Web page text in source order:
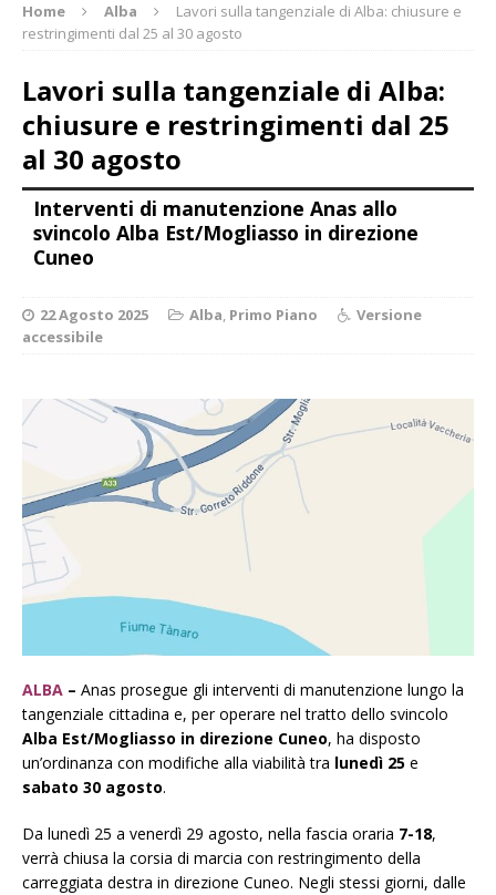
Home Alba
Lavori sulla tangenziale di Alba: chiusure e
restringimenti dal 25 al 30 agosto
Lavori sulla tangenziale di Alba:
chiusure e restringimenti dal 25
al 30 agosto
Interventi di manutenzione Anas allo
svincolo Alba Est/Mogliasso in direzione
Cuneo
22 Agosto 2025 Alba, Primo Piano
Versione
accessibile
ALBA – Anas prosegue gli interventi di manutenzione lungo la
tangenziale cittadina e, per operare nel tratto dello svincolo
Alba Est/Mogliasso in direzione Cuneo, ha disposto
un’ordinanza con modifiche alla viabilità tra lunedì 25 e
sabato 30 agosto.
Da lunedì 25 a venerdì 29 agosto, nella fascia oraria 7-18,
verrà chiusa la corsia di marcia con restringimento della
carreggiata destra in direzione Cuneo. Negli stessi giorni, dalle